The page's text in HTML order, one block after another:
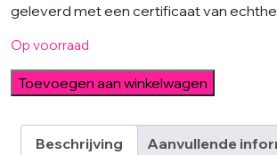
geleverd met een certificaat van
Op voorraad
Perfect
Pattern
Closed
Eyes
Toevoegen aan winkelwagen
Beschrijving Aanvullende